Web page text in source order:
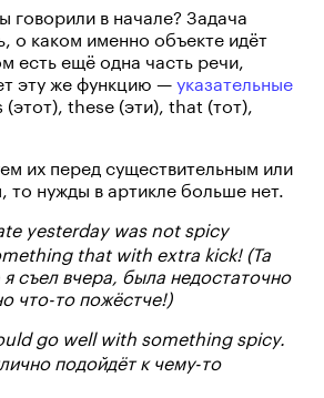
в начале? Задача
о каком именно объекте идёт
есть ещё одна часть речи,
эту же функцию —указательные
(этот), these (эти), that (тот),
их перед существительным или
то нужды в артикле больше нет.
yesterday was not spicy
that with extra kick! (Та
съел вчера, была недостаточно
что-то пожёстче!)
go well with something spicy.
подойдёт к чему-то